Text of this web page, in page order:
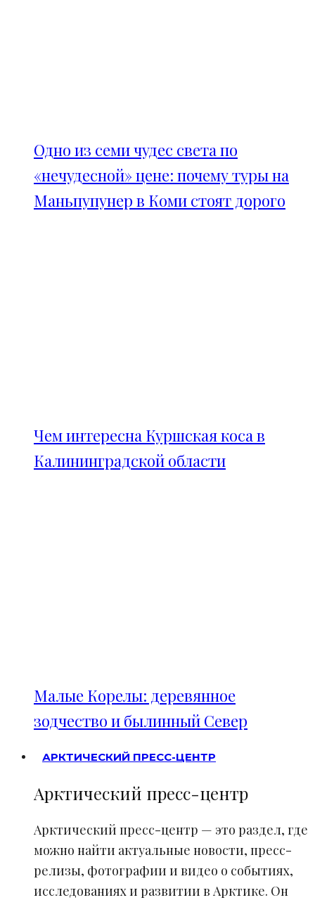
Одно из семи чудес света по
«нечудесной» цене: почему туры на
Маньпупунер в Коми стоят дорого
Чем интересна Куршская коса в
Калининградской области
Малые Корелы: деревянное
зодчество и былинный Север
АРКТИЧЕСКИЙ ПРЕСС-ЦЕНТР
Арктический пресс-центр
Арктический пресс-центр — это раздел, где
можно найти актуальные новости, пресс-
релизы, фотографии и видео о событиях,
исследованиях и развитии в Арктике. Он